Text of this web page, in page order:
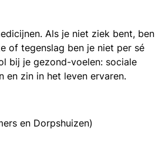
Als je niet ziek bent, ben
of tegenslag ben je niet per sé
bij je gezond-voelen: sociale
en zin in het leven ervaren.
en Dorpshuizen)